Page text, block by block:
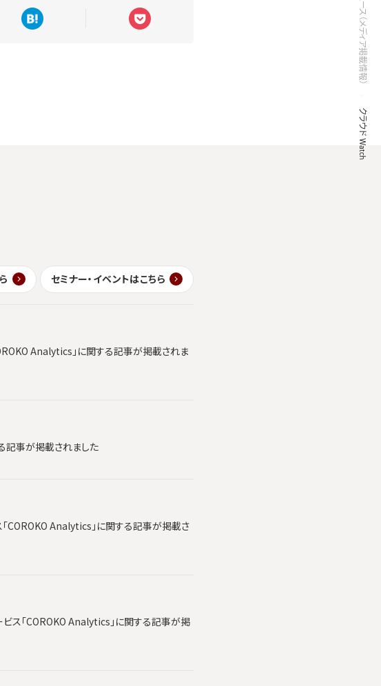
ニュース（メディア掲載情報）
クラウド Watch
セミナー・イベントはこちら
Analytics」に関する記事が掲載されま
記事が掲載されました
COROKO Analytics」に関する記事が掲載さ
ス「COROKO Analytics」に関する記事が掲